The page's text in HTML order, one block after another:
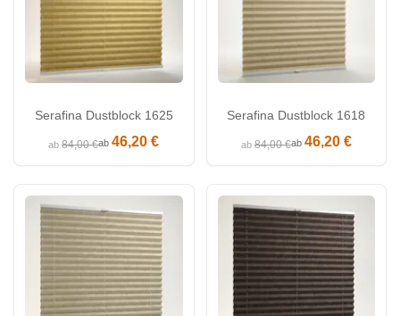
Serafina Dustblock 1625
ab84,00 €ab46,20 €
Serafina Dustblock 1618
ab84,00 €ab 46,20 €